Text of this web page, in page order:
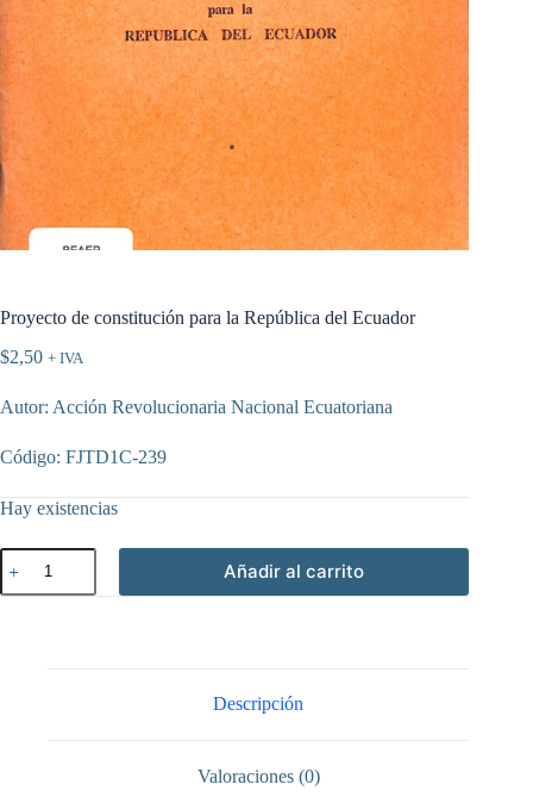
Proyecto de constitución para la República del Ecuador
$2,50 + IVA
Autor: Acción Revolucionaria Nacional Ecuatoriana
Código: FJTD1C-239
Hay existencias
Proyecto
de
constitución
Añadir al carrito
Descripción
Valoraciones (0)